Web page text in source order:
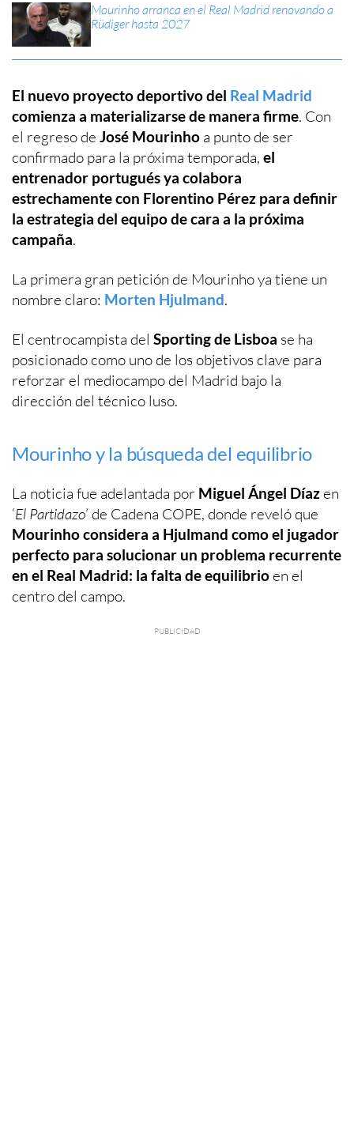
Mourinho arranca en el Real Madrid renovando a
Rüdiger hasta 2027
El nuevo proyecto deportivo del Real Madrid
comienza a materializarse de manera firme. Con
el regreso de José Mourinho a punto de ser
confirmado para la próxima temporada, el
entrenador portugués ya colabora
estrechamente con Florentino Pérez para definir
la estrategia del equipo de cara a la próxima
campaña.
La primera gran petición de Mourinho ya tiene un
nombre claro: Morten Hjulmand.
El centrocampista del Sporting de Lisboa se ha
posicionado como uno de los objetivos clave para
reforzar el mediocampo del Madrid bajo la
dirección del técnico luso.
Mourinho y la búsqueda del equilibrio
La noticia fue adelantada por Miguel Ángel Díazen
‘El Partidazo’ de Cadena COPE, donde reveló que
Mourinho considera a Hjulmand como el jugador
perfecto para solucionar un problema recurrente
en el Real Madrid: la falta de equilibrioen el
centro del campo.